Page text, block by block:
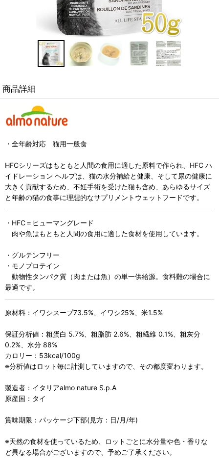
商品詳細
・全年齢対応 猫用一般食
HFCシリーズはもともと人間の食用に適した原料で作られ、HFC ハ
イドレーション ヘルプは、猫の水分補給と健康、そして尿の健康に
大きく貢献するため、不妊手術を受けた猫も含め、あらゆるサイズ
と年齢の猫の食事に理想的なサプリメントウェットフードです。
・HFC＝ヒューマングレード
肉や魚はもともと人間の食用に適した食材を使用しています。
・グルテンフリー
・モノプロテイン
動物性タンパク質（肉または魚）の単一供給源。食料難の場合に
最適です。
原材料：イワシスープ73.5%、イワシ25%、米1.5%
保証分析値：粗蛋白 5.7%、粗脂肪 2.6%、粗繊維 0.1%、粗灰分
0.2%、水分 88%
カロリー：53kcal/100g
※分析値はロット毎に計測していますので、その都度変わります。
製造者：イタリアalmo nature S.p.A
原産国：タイ
賞味期限：パッケージ下部(見方：日/月/年)
※天然の食材を使っているため、ロットごとに水分量や色・香りな
ど異なる場合がございますので、予めご了承ください。